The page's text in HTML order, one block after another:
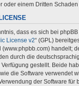
oder einem Dritten Schaden
dass es sich bei
License v2“ (GPL)
(www.phpbb.com) handelt;
durch die
gestellt. Beide
die Software verwendet
der Software für